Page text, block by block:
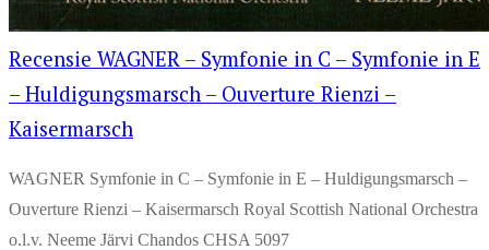
Recensie WAGNER – Symfonie in C – Symfonie in E
– Huldigungsmarsch – Ouverture Rienzi –
Kaisermarsch
WAGNER Symfonie in C – Symfonie in E – Huldigungsmarsch –
Ouverture Rienzi – Kaisermarsch Royal Scottish National Orchestra
o.l.v. Neeme Järvi Chandos CHSA 5097